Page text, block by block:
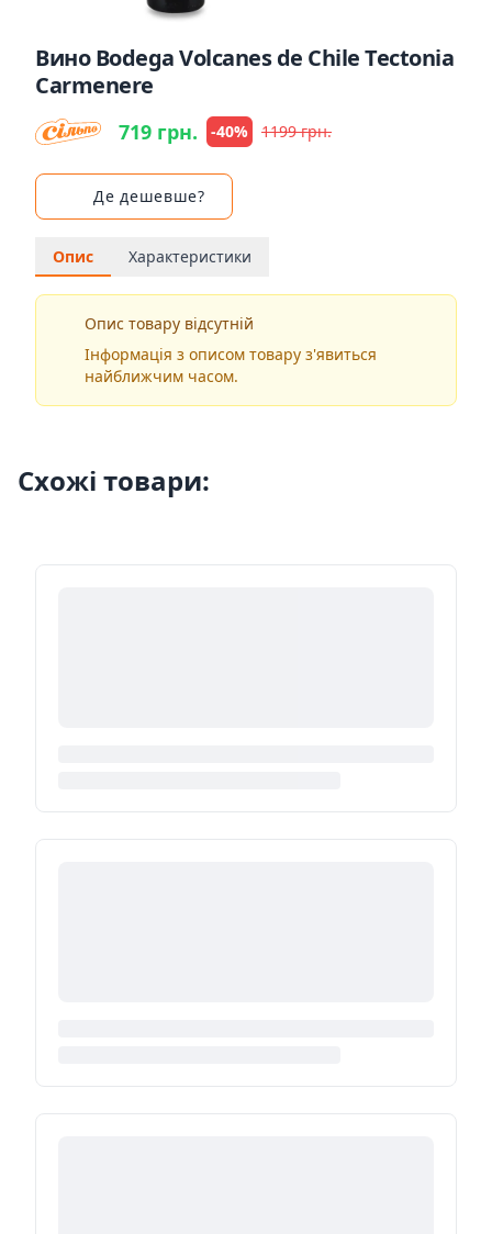
Вино Bodega Volcanes de Chile Tectonia
Carmenere
719 грн. -40% 1199 грн.
Де дешевше?
Опис Характеристики
Опис товару відсутній
Інформація з описом товару з'явиться
найближчим часом.
Схожі товари: